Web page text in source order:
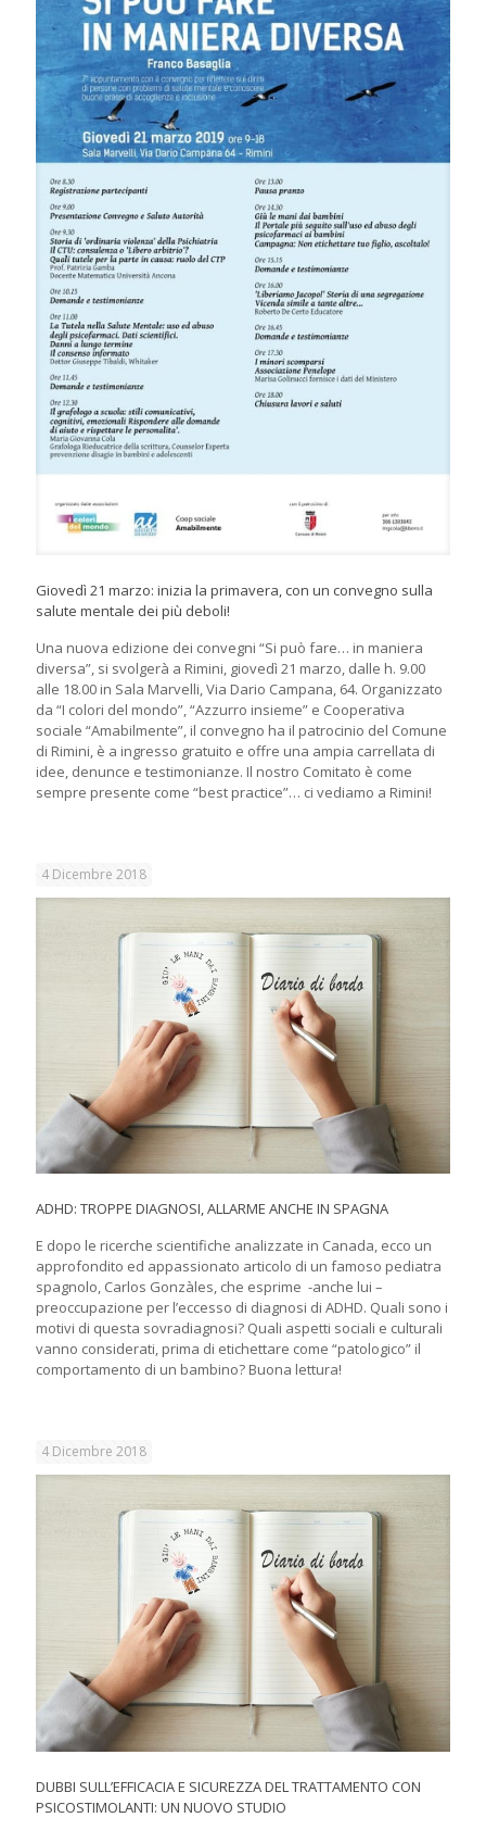
Giovedì 21 marzo: inizia la primavera, con un convegno sulla
salute mentale dei più deboli!
Una nuova edizione dei convegni “Si può fare… in maniera
diversa”, si svolgerà a Rimini, giovedì 21 marzo, dalle h. 9.00
alle 18.00 in Sala Marvelli, Via Dario Campana, 64. Organizzato
da “I colori del mondo”, “Azzurro insieme” e Cooperativa
sociale “Amabilmente”, il convegno ha il patrocinio del Comune
di Rimini, è a ingresso gratuito e offre una ampia carrellata di
idee, denunce e testimonianze. Il nostro Comitato è come
sempre presente come “best practice”… ci vediamo a Rimini!
4 Dicembre 2018
ADHD: TROPPE DIAGNOSI, ALLARME ANCHE IN SPAGNA
E dopo le ricerche scientifiche analizzate in Canada, ecco un
approfondito ed appassionato articolo di un famoso pediatra
spagnolo, Carlos Gonzàles, che esprime -anche lui –
preoccupazione per l’eccesso di diagnosi di ADHD. Quali sono i
motivi di questa sovradiagnosi? Quali aspetti sociali e culturali
vanno considerati, prima di etichettare come “patologico” il
comportamento di un bambino? Buona lettura!
4 Dicembre 2018
DUBBI SULL’EFFICACIA E SICUREZZA DEL TRATTAMENTO CON
PSICOSTIMOLANTI: UN NUOVO STUDIO